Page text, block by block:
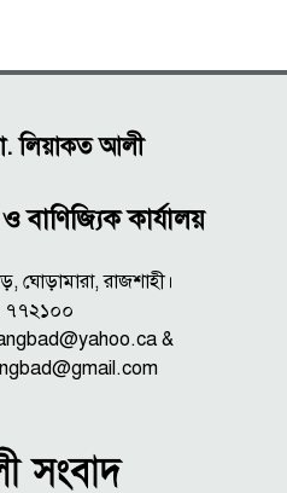
লিয়াকত আলী
বাণিজ্যিক কার্যালয়
ঘোড়ামারা, রাজশাহী।
৭৭২১০০
&